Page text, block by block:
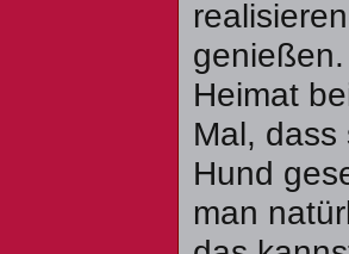
Heimat
Mal,
Hund
man